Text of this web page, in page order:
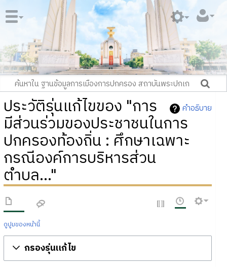
คำอธิบาย
ประวัติรุ่นแก้ไขของ "การ
มีส่วนร่วมของประชาชนในการ
ปกครองท้องถิ่น : ศึกษาเฉพาะ
กรณีองค์การบริหารส่วน
ตำบล..."
ดูปูมของหน้านี้
กรองรุ่นแก้ไข